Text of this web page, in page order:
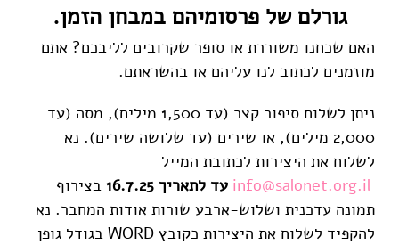
גורלם של פרסומיהם במבחן הזמן.
האם שכחנו משוררת או סופר שקרובים לליבכם? אתם
מוזמנים לכתוב לנו עליהם או בהשראתם.
ניתן לשלוח סיפור קצר (עד 1,500 מילים), מסה (עד
2,000 מילים), או שירים (עד שלושה שירים). נא
לשלוח את היצירות לכתובת המייל
info@salonet.org.il עד לתאריך 16.7.25
בצירוף
תמונה עדכנית ושלוש-ארבע שורות אודות המחבר. נא
להקפיד לשלוח את היצירות כקובץ WORD בגודל גופן